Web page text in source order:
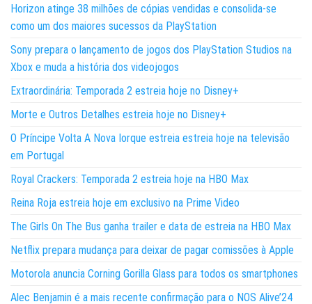
Horizon atinge 38 milhões de cópias vendidas e consolida-se
como um dos maiores sucessos da PlayStation
Sony prepara o lançamento de jogos dos PlayStation Studios na
Xbox e muda a história dos videojogos
Extraordinária: Temporada 2 estreia hoje no Disney+
Morte e Outros Detalhes estreia hoje no Disney+
O Príncipe Volta A Nova Iorque estreia estreia hoje na televisão
em Portugal
Royal Crackers: Temporada 2 estreia hoje na HBO Max
Reina Roja estreia hoje em exclusivo na Prime Video
The Girls On The Bus ganha trailer e data de estreia na HBO Max
Netflix prepara mudança para deixar de pagar comissões à Apple
Motorola anuncia Corning Gorilla Glass para todos os smartphones
Alec Benjamin é a mais recente confirmação para o NOS Alive’24